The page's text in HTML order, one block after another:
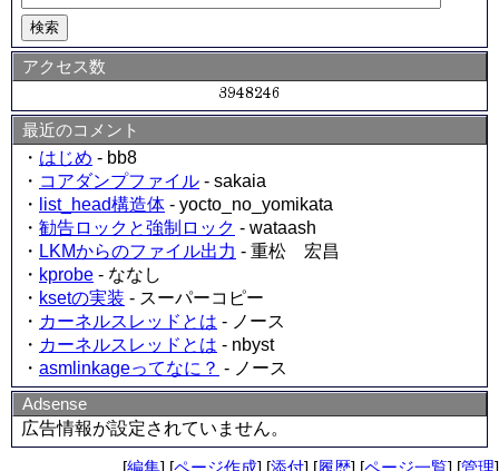
アクセス数
最近のコメント
・ はじめ - bb8
・ コアダンプファイル - sakaia
・
list_head構造体 - yocto_no_yomikata
・ 勧告ロックと強制ロック - wataash
・ LKMからのファイル出力 - 重松 宏昌
・ kprobe - ななし
・ ksetの実装 - スーパーコピー
・ カーネルスレッドとは - ノース
・ カーネルスレッドとは - nbyst
・ asmlinkageってなに？ - ノース
Adsense
広告情報が設定されていません。